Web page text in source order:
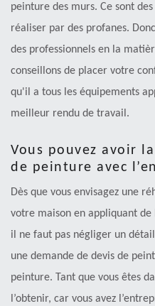
peinture des murs. Ce sont
réaliser par des profanes.
des professionnels en la
conseillons de placer votre
qu'il a tous les équipements
meilleur rendu de travail.
Vous pouvez avoir
de peinture avec
Dès que vous envisagez une
votre maison en appliquant
il ne faut pas négliger un
une demande de devis de
peinture. Tant que vous êtes
l’obtenir, car vous avez